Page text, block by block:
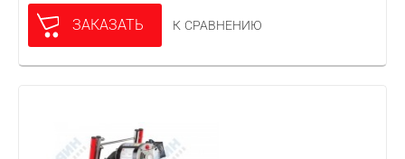
ЗАКАЗАТЬ К СРАВНЕНИЮ